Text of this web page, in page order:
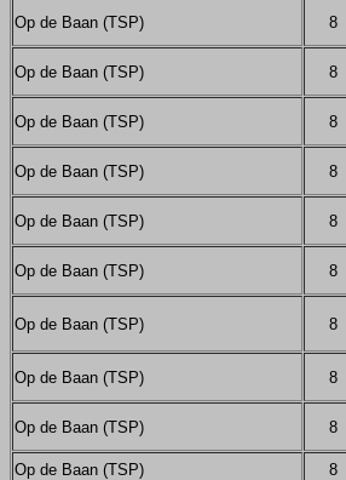
Op de Baan (TSP) 8
Op de Baan (TSP) 8
Op de Baan (TSP) 8
Op de Baan (TSP) 8
Op de Baan (TSP) 8
Op de Baan (TSP) 8
Op de Baan (TSP) 8
Op de Baan (TSP) 8
Op de Baan (TSP) 8
Op de Baan (TSP)
8